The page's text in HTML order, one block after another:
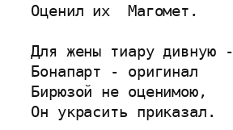
Оценил их  Магомет.
Для жены тиару дивную -
Бонапарт - оригинал
Бирюзой не оценимою,
Он украсить приказал.